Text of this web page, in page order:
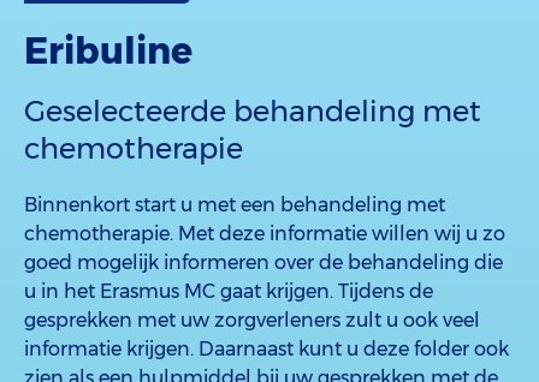
Eribuline
Geselecteerde behandeling met
chemotherapie
Binnenkort start u met een behandeling met
chemotherapie. Met deze informatie willen wij u zo
goed mogelijk informeren over de behandeling die
u in het Erasmus MC gaat krijgen. Tijdens de
gesprekken met uw zorgverleners zult u ook veel
informatie krijgen. Daarnaast kunt u deze folder ook